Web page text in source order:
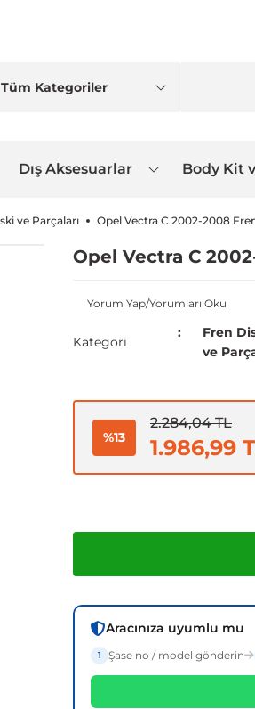
Dış Aksesuarlar Body Kit
ve Parçaları Opel Vectra C 2002-2008
Opel Vectra C
Yorum Yap/Yorumları Oku
Kategori
Fren
ve
%13
2.284,04 TL
1.986,99
Aracınıza uyumlu mu
1 Şase no / model gönderin